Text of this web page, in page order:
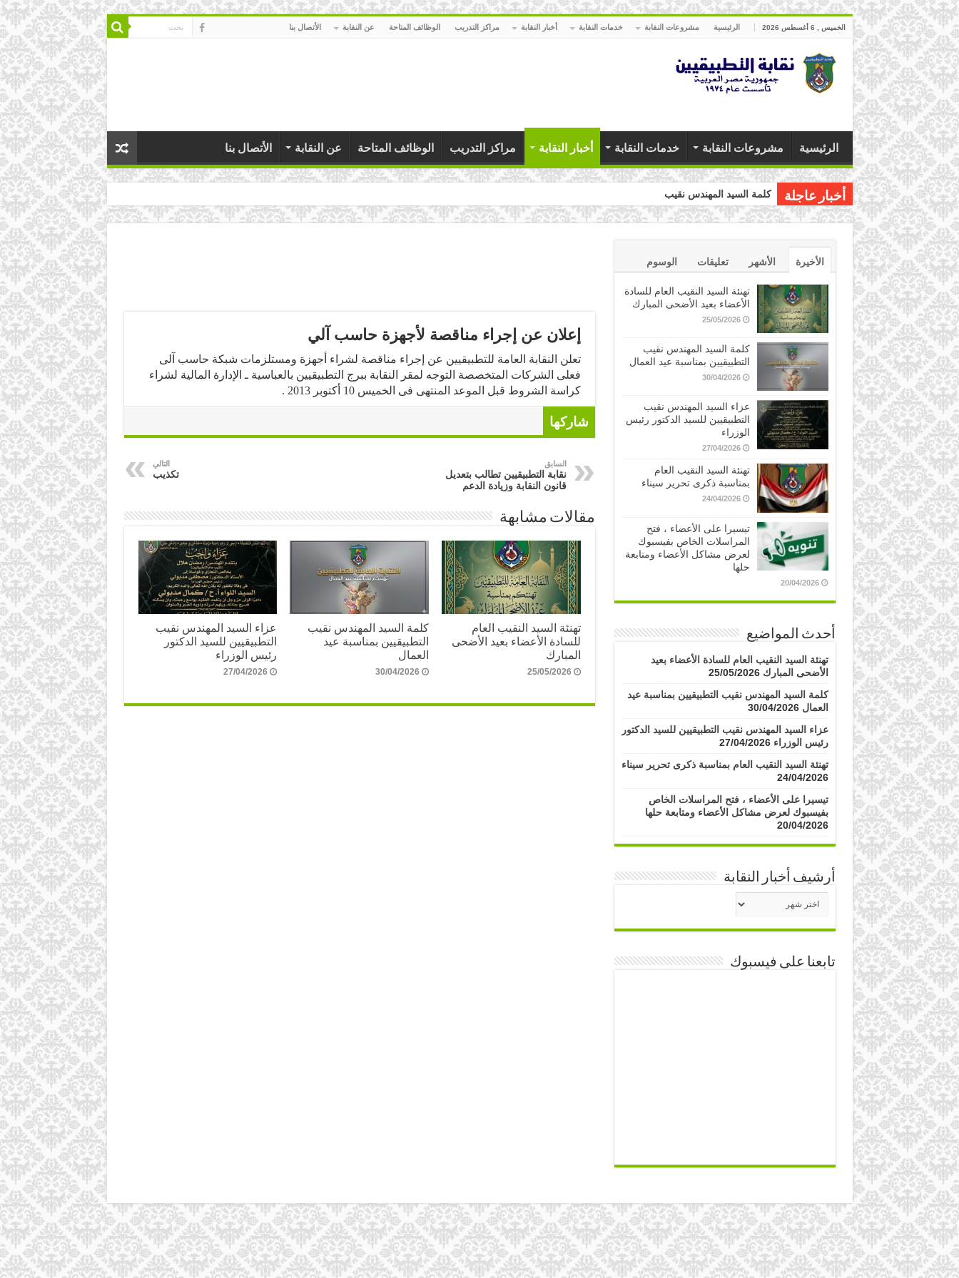
الخميس , 6 أغسطس 2026 الرئيسية مشروعات النقابة خدمات النقابة أخبار النقابة مراكز التدريب الوظائف المتاحة عن النقابة الأتصال بنا
الرئيسية مشروعات النقابة خدمات النقابة أخبار النقابة مراكز التدريب الوظائف المتاحة عن النقابة الأتصال بنا
أخبار عاجلة كلمة السيد المهندس نقيب التطبيقيين بمنا
إعلان عن إجراء مناقصة لأجهزة حاسب آلي
تعلن النقابة العامة للتطبيقيين عن إجراء مناقصة لشراء أجهزة ومستلزمات شبكة حاسب آلى
فعلى الشركات المتخصصة التوجه لمقر النقابة ببرج التطبيقيين بالعباسية ـ الإدارة المالية لشراء
كراسة الشروط قبل الموعد المنتهى فى الخميس 10 أكتوبر 2013 .
شاركها
السابق
نقابة التطبيقيين تطالب بتعديل
قانون النقابة وزيادة الدعم
التالي
تكذيب
مقالات مشابهة
تهنئة السيد النقيب العام
للسادة الأعضاء بعيد الأضحى
المبارك
25/05/2026
كلمة السيد المهندس نقيب
التطبيقيين بمناسبة عيد
العمال
30/04/2026
عزاء السيد المهندس نقيب
التطبيقيين للسيد الدكتور
رئيس الوزراء
27/04/2026
الأخيرة الأشهر تعليقات الوسوم
تهنئة السيد النقيب العام للسادة
الأعضاء بعيد الأضحى المبارك
25/05/2026
كلمة السيد المهندس نقيب
التطبيقيين بمناسبة عيد العمال
30/04/2026
عزاء السيد المهندس نقيب
التطبيقيين للسيد الدكتور رئيس
الوزراء
27/04/2026
تهنئة السيد النقيب العام
بمناسبة ذكرى تحرير سيناء
24/04/2026
تيسيرا على الأعضاء ، فتح
المراسلات الخاص بفيسبوك
لعرض مشاكل الأعضاء ومتابعة
حلها
20/04/2026
أحدث المواضيع
تهنئة السيد النقيب العام للسادة الأعضاء بعيد
الأضحى المبارك 25/05/2026
كلمة السيد المهندس نقيب التطبيقيين بمناسبة عيد
العمال 30/04/2026
عزاء السيد المهندس نقيب التطبيقيين للسيد الدكتور
رئيس الوزراء 27/04/2026
تهنئة السيد النقيب العام بمناسبة ذكرى تحرير سيناء
24/04/2026
تيسيرا على الأعضاء ، فتح المراسلات الخاص
بفيسبوك لعرض مشاكل الأعضاء ومتابعة حلها
20/04/2026
أرشيف أخبار النقابة
أرشيف
أخبار
تابعنا على فيسبوك